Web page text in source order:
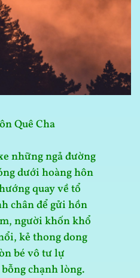
Quê Cha
những ngả đường
dưới hoàng hôn
quay về tổ
chân để gửi hồn
người khốn khổ
kẻ thong dong
bé vô tư lự
chạnh lòng.